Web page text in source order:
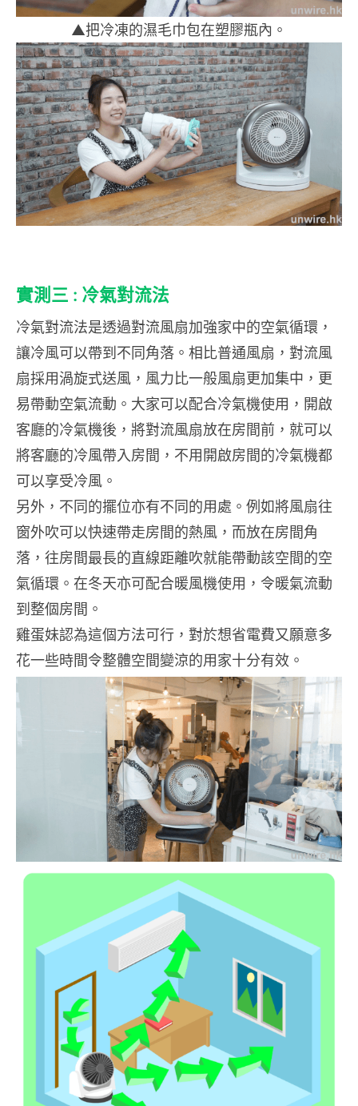
▲把冷凍的濕毛巾包在塑膠瓶內。
實測三 : 冷氣對流法
冷氣對流法是透過對流風扇加強家中的空氣循環，
讓冷風可以帶到不同角落。相比普通風扇，對流風
扇採用渦旋式送風，風力比一般風扇更加集中，更
易帶動空氣流動。大家可以配合冷氣機使用，開啟
客廳的冷氣機後，將對流風扇放在房間前，就可以
將客廳的冷風帶入房間，不用開啟房間的冷氣機都
可以享受冷風。
另外，不同的擺位亦有不同的用處。例如將風扇往
窗外吹可以快速帶走房間的熱風，而放在房間角
落，往房間最長的直線距離吹就能帶動該空間的空
氣循環。在冬天亦可配合暖風機使用，令暖氣流動
到整個房間。
雞蛋妹認為這個方法可行，對於想省電費又願意多
花一些時間令整體空間變涼的用家十分有效。